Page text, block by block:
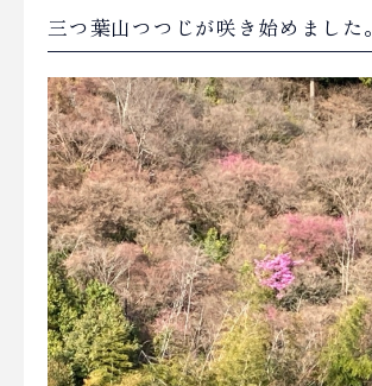
三つ葉山つつじが咲き始めました。